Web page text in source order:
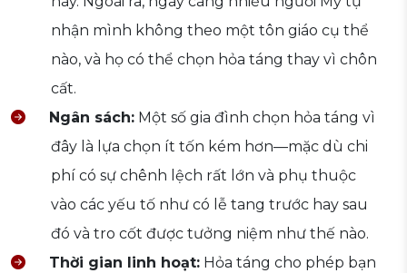
nhận mình không theo một tôn giáo cụ thể
nào, và họ có thể chọn hỏa táng thay vì chôn
cất.
Ngân sách: Một số gia đình chọn hỏa táng vì
đây là lựa chọn ít tốn kém hơn—mặc dù chi
phí có sự chênh lệch rất lớn và phụ thuộc
vào các yếu tố như có lễ tang trước hay sau
đó và tro cốt được tưởng niệm như thế nào.
Thời gian linh hoạt: Hỏa táng cho phép bạn